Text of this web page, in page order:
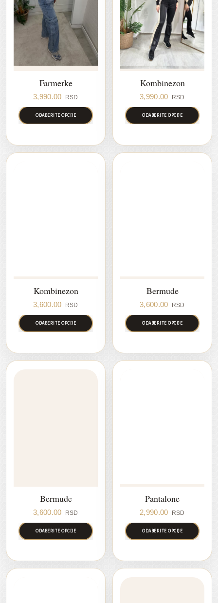
Farmerke
3,990.00 RSD
ODABERITE OPCIJE
Kombinezon
3,990.00 RSD
ODABERITE OPCIJE
Kombinezon
3,600.00 RSD
ODABERITE OPCIJE
Bermude
3,600.00 RSD
ODABERITE OPCIJE
Bermude
3,600.00 RSD
ODABERITE OPCIJE
Pantalone
2,990.00 RSD
ODABERITE OPCIJE